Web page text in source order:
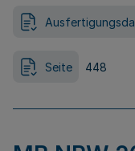
Seite 448